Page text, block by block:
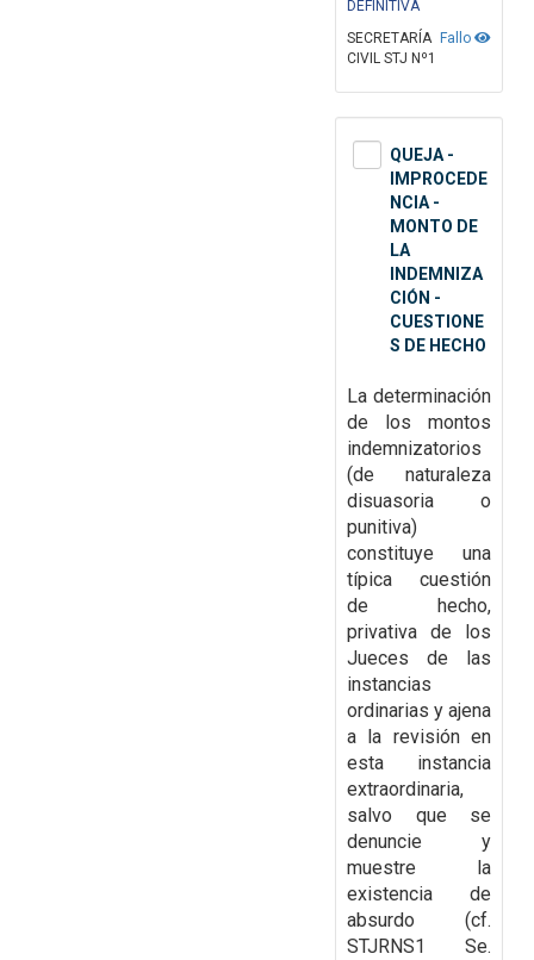
DEFINITIVA
Fallo
SECRETARÍA
CIVIL STJ Nº1
QUEJA -
IMPROCEDE
NCIA -
MONTO DE
LA
INDEMNIZA
CIÓN -
CUESTIONE
S DE HECHO
La determinación
de los montos
indemnizatorios
(de naturaleza
disuasoria o
punitiva)
constituye una
típica cuestión
de hecho,
privativa de los
Jueces de las
instancias
ordinarias y ajena
a la revisión en
esta instancia
extraordinaria,
salvo que se
denuncie y
muestre la
existencia de
absurdo (cf.
STJRNS1 Se.